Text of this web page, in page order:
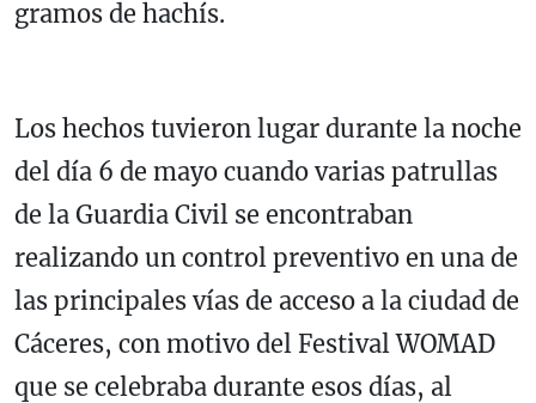
gramos de hachís.
Los hechos tuvieron lugar durante la noche
del día 6 de mayo cuando varias patrullas
de la Guardia Civil se encontraban
realizando un control preventivo en una de
las principales vías de acceso a la ciudad de
Cáceres, con motivo del Festival WOMAD
que se celebraba durante esos días, al